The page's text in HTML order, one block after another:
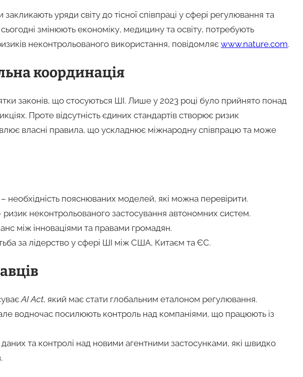
уряди світу до тісної співпраці у сфері регулювання та
змінюють економіку, медицину та освіту, потребують
неконтрольованого використання, повідомляє www.nature.com.
координація
законів, що стосуються ШІ. Лише у 2023 році було прийнято понад
Проте відсутність єдиних стандартів створює ризик
власні правила, що ускладнює міжнародну співпрацю та може
необхідність пояснюваних моделей, які можна перевірити.
ризик неконтрольованого застосування автономних систем.
між інноваціями та правами громадян.
за лідерство у сфері ШІ між США, Китаєм та ЄС.
AI Act, який має стати глобальним еталоном регулювання.
водночас посилюють контроль над компаніями, що працюють із
та контролі над новими агентними застосунками, які швидко